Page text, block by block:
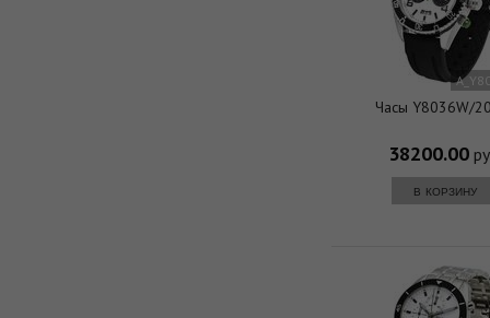
Часы Y8036W/
38200.00
в корзину